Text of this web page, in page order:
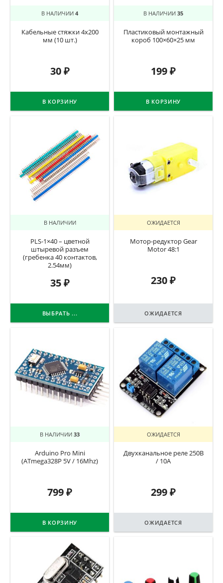
В НАЛИЧИИ 4
Кабельные стяжки 4х200
мм (10 шт.)
30₽
В КОРЗИНУ
В НАЛИЧИИ 35
Пластиковый монтажный
короб 100×60×25 мм
199₽
В КОРЗИНУ
В НАЛИЧИИ
PLS-1×40 – цветной
штыревой разъем
(гребенка 40 контактов,
2.54мм)
35₽
ВЫБРАТЬ ...
ОЖИДАЕТСЯ
Мотор-редуктор Gear
Motor 48:1
230₽
ОЖИДАЕТСЯ
В НАЛИЧИИ 33
Arduino Pro Mini
(ATmega328P 5V / 16Mhz)
799₽
В КОРЗИНУ
ОЖИДАЕТСЯ
Двухканальное реле 250В
/ 10А
299₽
ОЖИДАЕТСЯ